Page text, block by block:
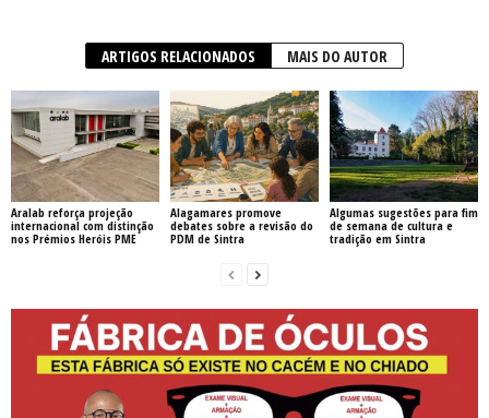
ARTIGOS RELACIONADOS MAIS DO AUTOR
Aralab reforça projeção
internacional com distinção
nos Prémios Heróis PME
Alagamares promove
debates sobre a revisão do
PDM de Sintra
Algumas sugestões para fim
de semana de cultura e
tradição em Sintra